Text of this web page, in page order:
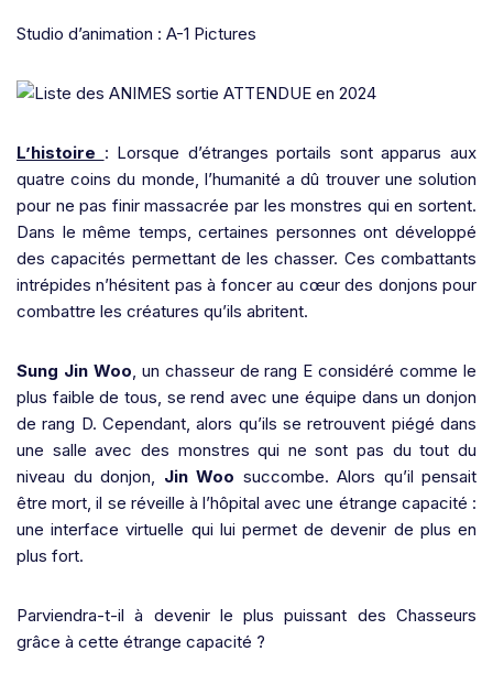
Studio d’animation : A-1 Pictures
L’histoire : Lorsque d’étranges portails sont apparus aux
quatre coins du monde, l’humanité a dû trouver une solution
pour ne pas finir massacrée par les monstres qui en sortent.
Dans le même temps, certaines personnes ont développé
des capacités permettant de les chasser. Ces combattants
intrépides n’hésitent pas à foncer au cœur des donjons pour
combattre les créatures qu’ils abritent.
Sung Jin Woo, un chasseur de rang E considéré comme le
plus faible de tous, se rend avec une équipe dans un donjon
de rang D. Cependant, alors qu’ils se retrouvent piégé dans
une salle avec des monstres qui ne sont pas du tout du
niveau du donjon, Jin Woo succombe. Alors qu’il pensait
être mort, il se réveille à l’hôpital avec une étrange capacité :
une interface virtuelle qui lui permet de devenir de plus en
plus fort.
Parviendra-t-il à devenir le plus puissant des Chasseurs
grâce à cette étrange capacité ?